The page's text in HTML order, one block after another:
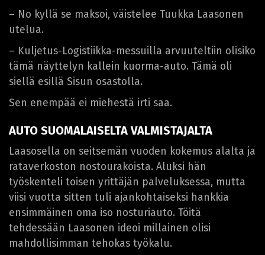
– No kyllä se maksoi, väistelee Tuukka Laasonen
utelua.
– Kuljetus-Logistiikka-messuilla arvuuteltiin olisiko
tämä näyttelyn kallein kuorma-auto. Tämä oli
siellä esillä Sisun osastolla.
Sen enempää ei miehestä irti saa.
AUTO SUOMALAISELTA VALMISTAJALTA
Laasosella on seitsemän vuoden kokemus alalta ja
rataverkoston nostourakoista. Aluksi hän
työskenteli toisen yrittäjän palveluksessa, mutta
viisi vuotta sitten tuli ajankohtaiseksi hankkia
ensimmäinen oma iso nosturiauto. Töitä
tehdessään Laasonen ideoi millainen olisi
mahdollisimman tehokas työkalu.